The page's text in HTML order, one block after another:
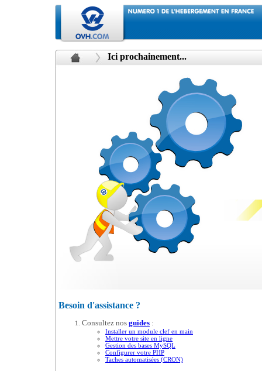
Ici prochainement...
Besoin d'assistance ?
Consultez nos guides :
Installer un module clef en main
Mettre votre site en ligne
Gestion des bases MySQL
Configurer votre PHP
Taches automatisées (CRON)